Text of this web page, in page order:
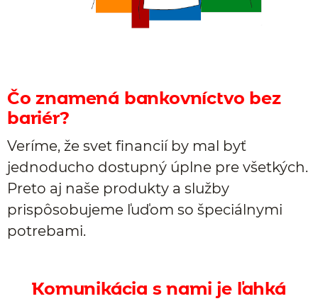
Čo znamená bankovníctvo bez
bariér?
Veríme, že svet financií by mal byť
jednoducho dostupný úplne pre všetkých.
Preto aj naše produkty a služby
prispôsobujeme ľuďom so špeciálnymi
potrebami.
Komunikácia s nami je ľahká